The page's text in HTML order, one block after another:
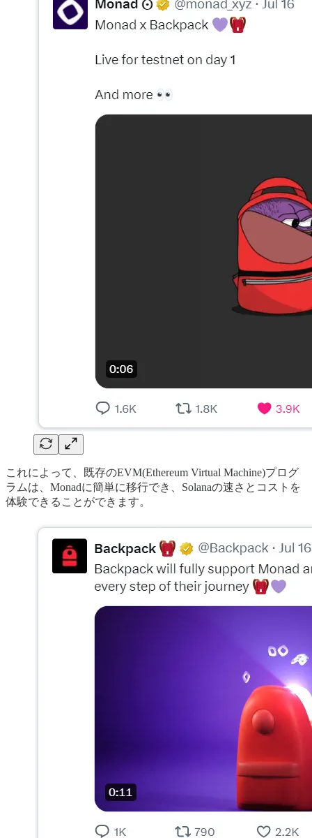
これによって、既存のEVM(Ethereum Virtual Machine)プログ
ラムは、Monadに簡単に移行でき、Solanaの速さとコストを
体験できることができます。